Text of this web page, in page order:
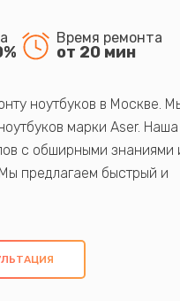
Время ремонта
от 20 мин
ноутбуков в Москве.
марки Aser.
с обширными знаниями
предлагаем быстрый и
записаться на